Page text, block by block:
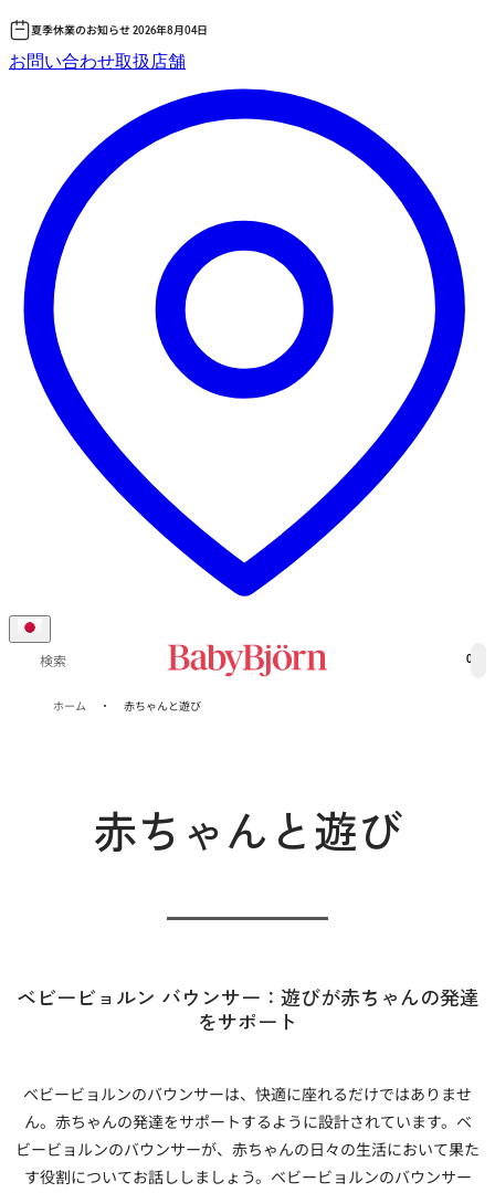
ン
ス
キッ
夏季休業のお知らせ 2026年8月04日
お問い合わせ取扱店舗
検索 0
ホーム 赤ちゃんと遊び
赤ちゃんと遊び
ベビービョルン バウンサー：遊びが赤ちゃんの発達
をサポート
ベビービョルンのバウンサーは、快適に座れるだけではありませ
ん。赤ちゃんの発達をサポートするように設計されています。ベ
ビービョルンのバウンサーが、赤ちゃんの日々の生活において果た
す役割についてお話ししましょう。ベビービョルンのバウンサー